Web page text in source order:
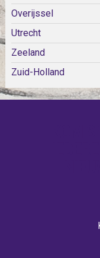
Overijssel
Utrecht
Zeeland
Zuid-Holland